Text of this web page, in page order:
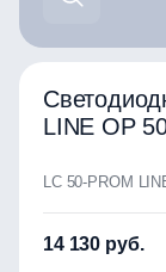
LINE OP
LC 50-PROM
14 130 руб.